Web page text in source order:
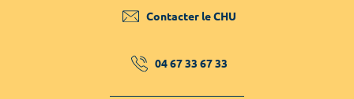
Contacter le CHU
04 67 33 67 33